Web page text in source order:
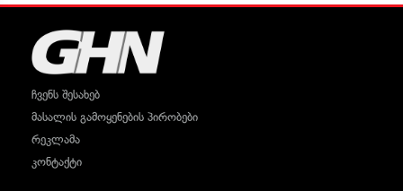
ჩვენს შესახებ
მასალის გამოყენების პირობები
რეკლამა
კონტაქტი